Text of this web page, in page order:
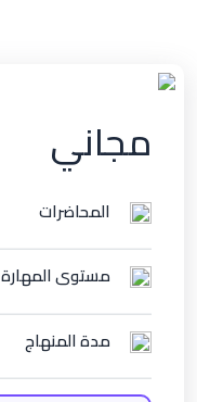
مجاني
المحاضرات
مستوى المهارة
مدة المنهاج